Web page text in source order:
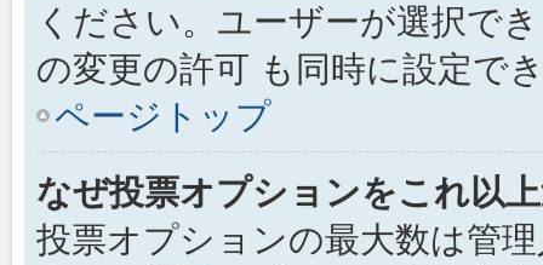
ください。ユーザーが選択で
の変更の許可 も同時に設定で
ページトップ
なぜ投票オプションをこれ以
投票オプションの最大数は管